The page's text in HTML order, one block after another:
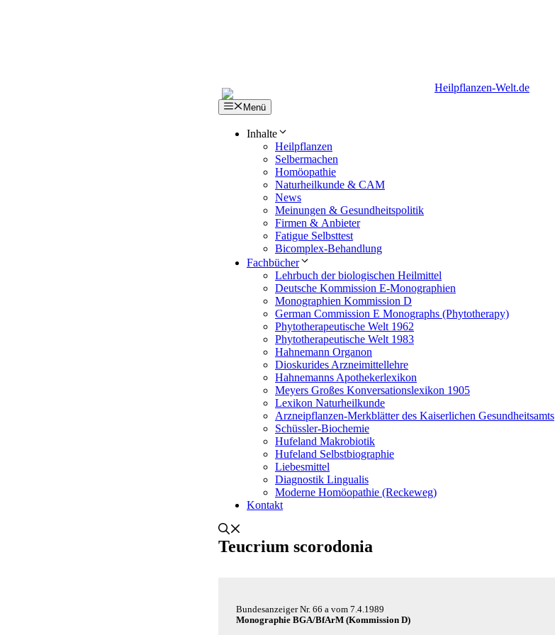
Menü
Inhalte
Heilpflanzen
Selbermachen
Homöopathie
Naturheilkunde & CAM
News
Meinungen & Gesundheitspolitik
Firmen & Anbieter
Fatigue Selbsttest
Bicomplex-Behandlung
Fachbücher
Lehrbuch der biologischen Heilmittel
Deutsche Kommission E‑Monographien
Monographien Kommission D
German Commission E Monographs (Phytotherapy)
Phytotherapeutische Welt 1962
Phytotherapeutische Welt 1983
Hahnemann Organon
Dioskurides Arzneimittellehre
Hahnemanns Apothekerlexikon
Meyers Großes Konversationslexikon 1905
Lexikon Naturheilkunde
Arzneipflanzen-Merkblätter des Kaiserlichen Gesundheitsamts
Schüssler-Biochemie
Hufeland Makrobiotik
Hufeland Selbstbiographie
Liebesmittel
Diagnostik Lingualis
Moderne Homöopathie (Reckeweg)
Kontakt
Teucrium scorodonia
Bun­des­an­zei­gerNr. 66 a vom 7.4.1989
Mono­gra­phie BGA/​​BfArM (Kom­mis­si­on D)